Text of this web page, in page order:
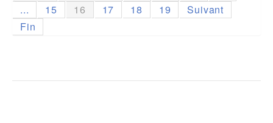
...
15 16 17 18 19
Suivant
Fin